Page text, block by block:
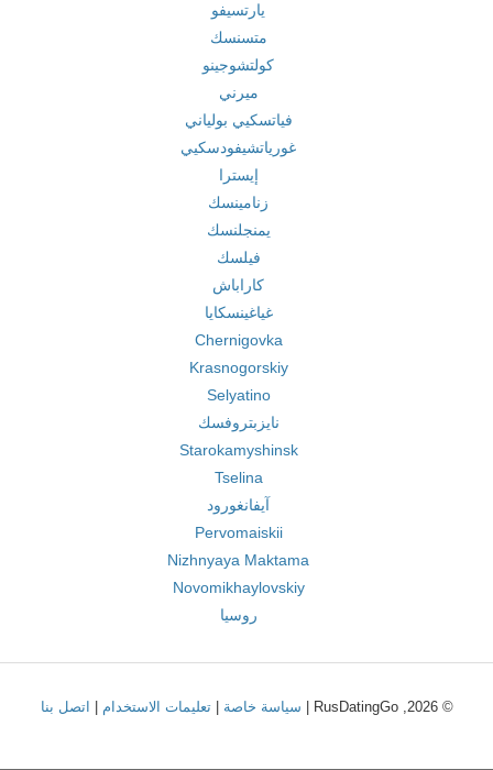
يارتسيفو
متسنسك
كولتشوجينو
ميرني
فياتسكيي بولياني
غورياتشيفودسكيي
إيسترا
زنامينسك
يمنجلنسك
فيلسك
كاراباش
غياغينسكايا
Chernigovka
Krasnogorskiy
Selyatino
نايزبتروفسك
Starokamyshinsk
Tselina
آيفانغورود
Pervomaiskii
Nizhnyaya Maktama
Novomikhaylovskiy
روسيا
© 2026, RusDatingGo | سياسة خاصة |تعليمات الاستخدام اتصل بنا